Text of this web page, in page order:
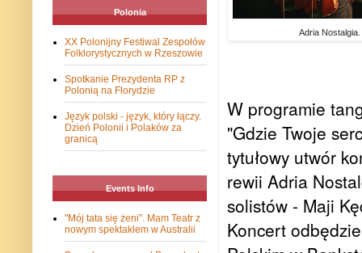
Adria Nostalgia.
W programie
"Gdzie Twoje
tytułowy utwór
rewii Adria
solistów - Maji
Koncert
Polonia
XX Polonijny Festiwal Zespołów
Folklorystycznych w Rzeszowie
Spotkanie Prezydenta RP z
Polonią na Florydzie
Język polski - język, który łączy.
Dzień Polonii i Polaków za
granicą
Events Info
"Mój tata się żeni". Mam Teatr z
nowym spektaklem w Australii